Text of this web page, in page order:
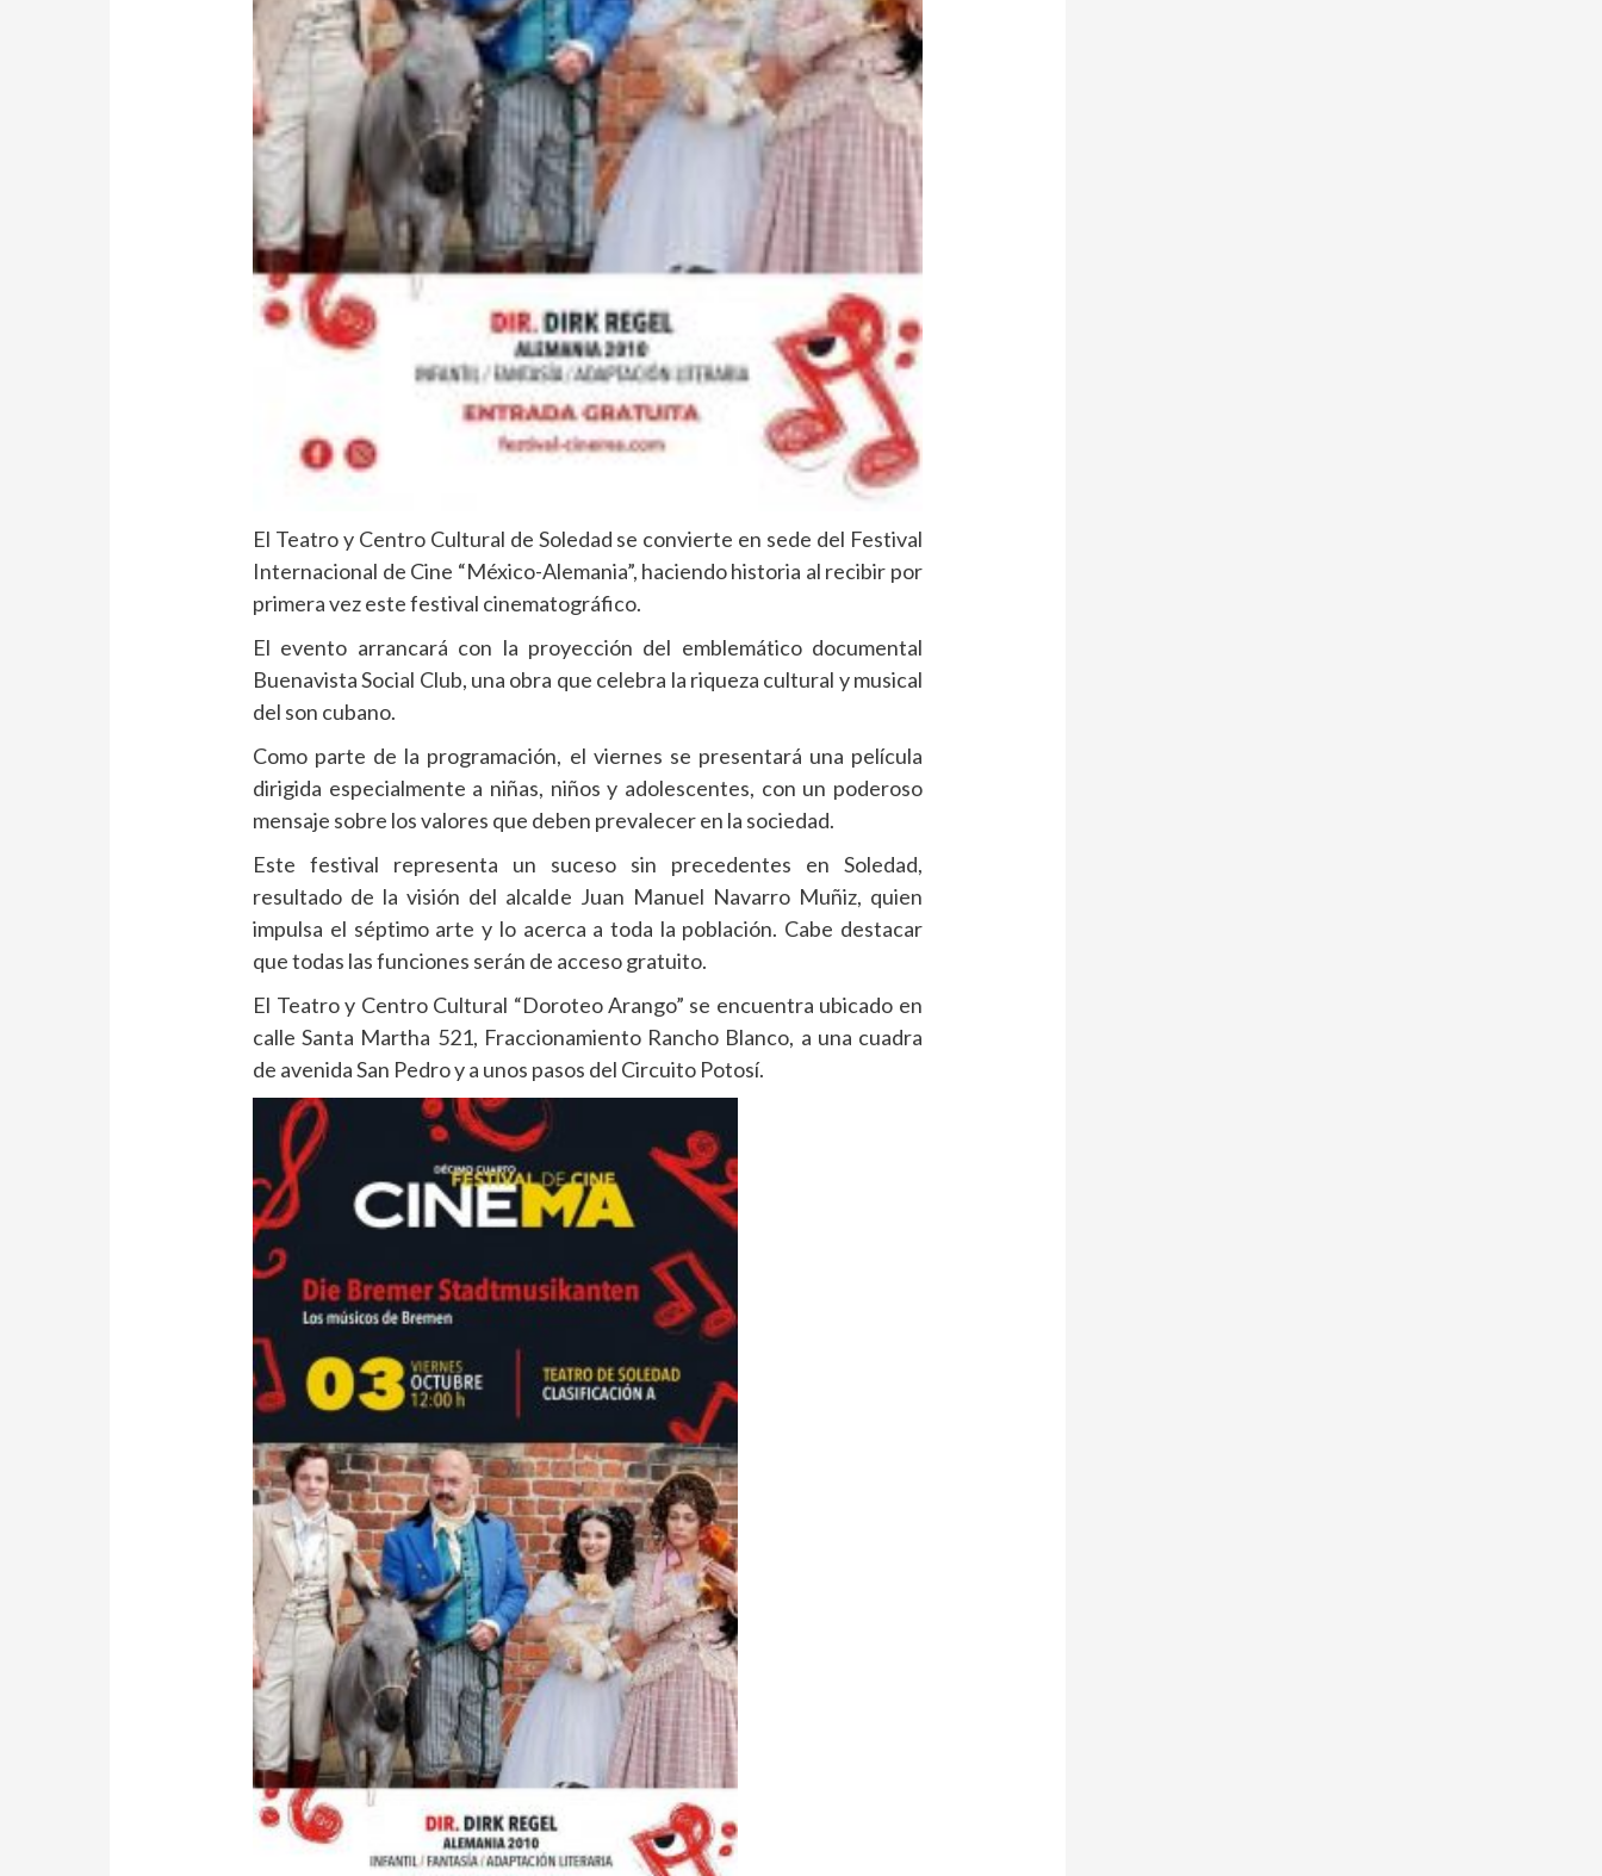
El Teatro y Centro Cultural de Soledad se convierte en sede del Festival
Internacional de Cine “México-Alemania”, haciendo historia al recibir por
primera vez este festival cinematográfico.
El evento arrancará con la proyección del emblemático documental
Buenavista Social Club, una obra que celebra la riqueza cultural y musical
del son cubano.
Como parte de la programación, el viernes se presentará una película
dirigida especialmente a niñas, niños y adolescentes, con un poderoso
mensaje sobre los valores que deben prevalecer en la sociedad.
Este festival representa un suceso sin precedentes en Soledad,
resultado de la visión del alcalde Juan Manuel Navarro Muñiz, quien
impulsa el séptimo arte y lo acerca a toda la población. Cabe destacar
que todas las funciones serán de acceso gratuito.
El Teatro y Centro Cultural “Doroteo Arango” se encuentra ubicado en
calle Santa Martha 521, Fraccionamiento Rancho Blanco, a una cuadra
de avenida San Pedro y a unos pasos del Circuito Potosí.